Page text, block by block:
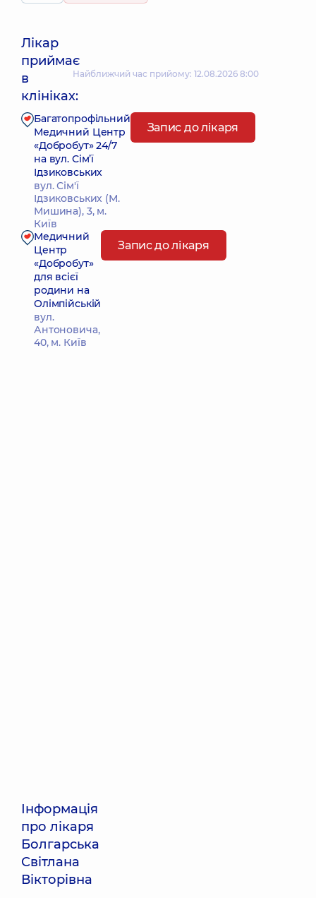
Лікар
приймає
в
клініках:
Найближчий час прийому: 12.08.2026 8:00
Багатопрофільний
Медичний Центр
«Добробут» 24/7
на вул. Сім’ї
Ідзиковських
вул. Сім'ї
Ідзиковських (М.
Мишина), 3, м.
Київ
Запис до лікаря
Медичний
Центр
«Добробут»
для всієї
родини на
Олімпійській
вул.
Антоновича,
40, м. Київ
Запис до лікаря
Інформація
про лікаря
Болгарська
Світлана
Вікторівна